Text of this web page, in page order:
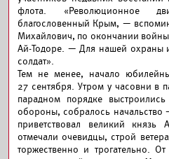
флота. «Революционное
благословенный Крым, —
Михайлович, по окончании
Ай-Тодоре. — Для нашей охраны
солдат».
Тем не менее, начало
27 сентября. Утром у часовни в
парадном порядке выстроились
обороны, собралось
приветствовал великий князь
отмечали очевидцы, строй
торжественно и трогательно.